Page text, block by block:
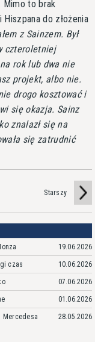
Mimo to brak
do złożenia
z Sainzem. Był
czteroletniej
rok lub dwa nie
projekt, albo nie.
drogo kosztować i
się okazja. Sainz
znalazł się na
się zatrudnić
Starszy
19.06.2026
czas 10.06.2026
07.06.2026
01.06.2026
Mercedesa 28.05.2026